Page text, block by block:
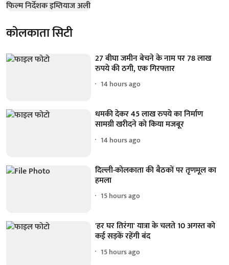
कोलकाता सिटी
27 बीघा जमीन बेचने के नाम पर 78 लाख
रुपये की ठगी, एक गिरफ्तार
14 hours ago
धमकी देकर 45 लाख रुपये का निर्माण
सामग्री खरीदने को किया मजबूर
14 hours ago
दिल्ली-कोलकाता की बैठकों पर तृणमूल का
हमला
15 hours ago
'हर घर तिरंगा' यात्रा के चलते 10 अगस्त को
कई सड़कें रहेंगी बंद
15 hours ago